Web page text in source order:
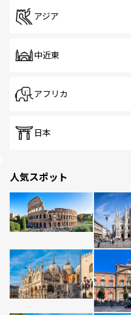
アジア
中近東
アフリカ
日本
人気スポット